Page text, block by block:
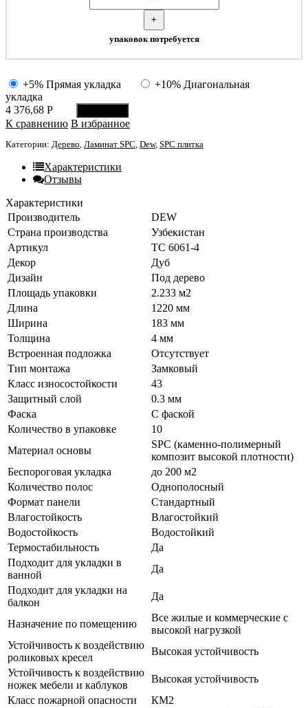
+
упаковок потребуется
+5% Прямая укладка
+10% Диагональная
укладка
4 376,68 Р
К сравнению В избранное
Категории: Дерево Ламинат SPC Dew, SPC плитка
Характеристики
Отзывы
Характеристики
Производитель
DEW
Страна производства
Узбекистан
Артикул
ТС 6061-4
Декор
Дуб
Дизайн
Под дерево
Площадь упаковки
2.233 м2
Длина
1220 мм
Ширина
183 мм
Толщина
4 мм
Встроенная подложка
Отсутствует
Тип монтажа
Замковый
Класс износостойкости
43
Защитный слой
0.3 мм
Фаска
С фаской
Количество в упаковке
10
Материал основы
SPC (каменно-полимерный
композит высокой плотности)
Беспороговая укладка
до 200 м2
Количество полос
Однополосный
Формат панели
Стандартный
Влагостойкость
Влагостойкий
Водостойкость
Водостойкий
Термостабильность
Да
Подходит для укладки в
ванной
Да
Подходит для укладки на
балкон
Да
Назначение по помещению
Все жилые и коммерческие с
высокой нагрузкой
Устойчивость к воздействию
роликовых кресел
Высокая устойчивость
Устойчивость к воздействию
ножек мебели и каблуков
Высокая устойчивость
Класс пожарной опасности
КМ2